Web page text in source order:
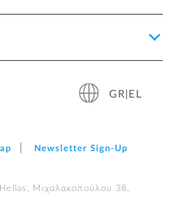
GR|EL
Newsletter Sign‑Up
Μιχαλακοπούλου 38,